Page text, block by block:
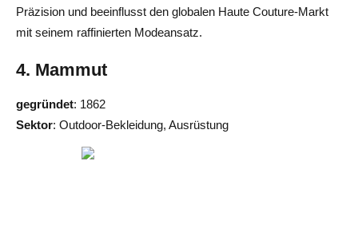
Präzision und beeinflusst den globalen Haute Couture-Markt
mit seinem raffinierten Modeansatz.
4. Mammut
gegründet: 1862
Sektor: Outdoor-Bekleidung, Ausrüstung